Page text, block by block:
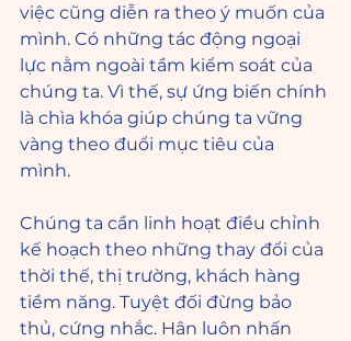
việc cũng diễn ra theo ý muốn của
mình. Có những tác động ngoại
lực nằm ngoài tầm kiểm soát của
chúng ta. Vì thế, sự ứng biến chính
là chìa khóa giúp chúng ta vững
vàng theo đuổi mục tiêu của
mình.
Chúng ta cần linh hoạt điều chỉnh
kế hoạch theo những thay đổi của
thời thế, thị trường, khách hàng
tiềm năng. Tuyệt đối đừng bảo
thủ, cứng nhắc. Hân luôn nhấn